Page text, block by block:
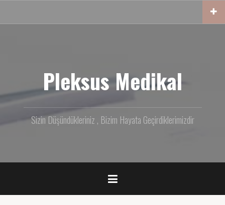
Pleksus Medikal
Sizin Düşündükleriniz , Bizim Hayata Geçirdiklerimizdir